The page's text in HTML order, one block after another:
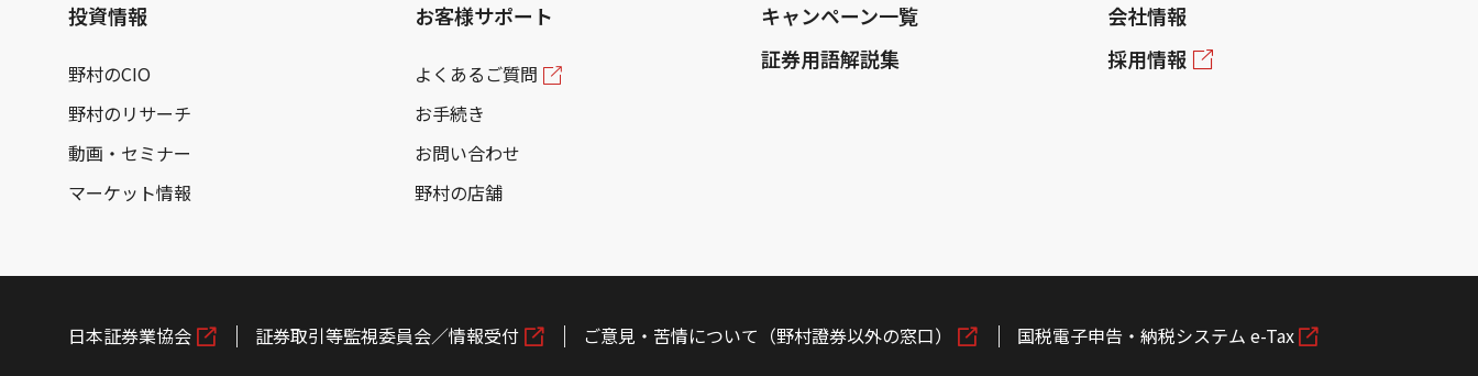
投資情報
野村のCIO
野村のリサーチ
動画・セミナー
マーケット情報
お客様サポート
よくあるご質問
お手続き
お問い合わせ
野村の店舗
キャンペーン一覧
証券用語解説集
会社情報
採用情報
日本証券業協会 証券取引等監視委員会／情報受付 ご意見・苦情について（野村證券以外の窓口） 国税電子申告・納税システム e-Tax